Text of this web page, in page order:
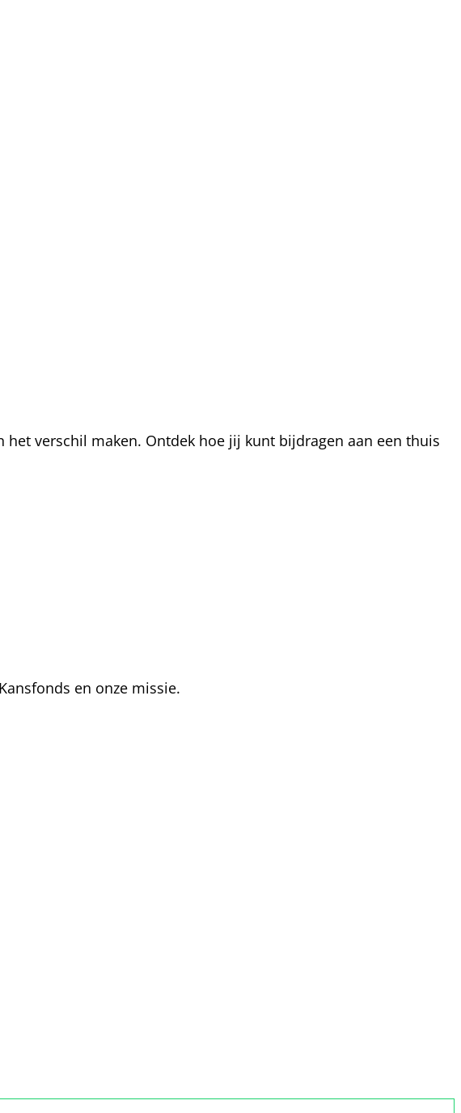
verschil maken. Ontdek hoe jij kunt bijdragen aan een thuis
en onze missie.